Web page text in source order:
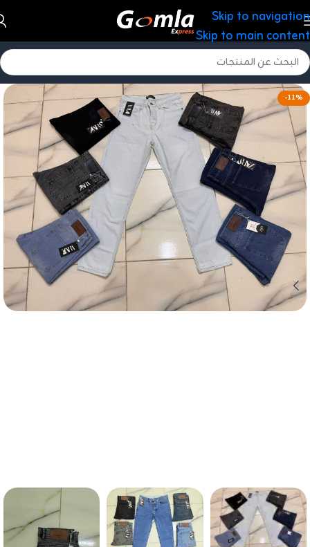
Skip to navigation
Skip to main content
-11%